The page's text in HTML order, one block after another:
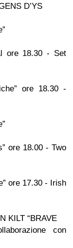
D’YS
ore 18.30 - Set
ore 18.30 -
ore 18.00 - Two
ore 17.30 - Irish
KILT “BRAVE
con